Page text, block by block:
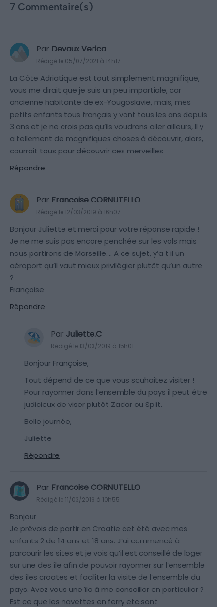
7 Commentaire(s)
Par Devaux Verica
Rédigé le 05/07/2021 à 14h17
La Côte Adriatique est tout simplement magnifique,
vous me dirait que je suis un peu impartiale, car
ancienne habitante de ex-Yougoslavie, mais, mes
petits enfants tous français y vont tous les ans depuis
3 ans et je ne crois pas qu’ils voudrons aller ailleurs, Il y
a tellement de magnifiques choses à découvrir, alors,
courrait tous pour découvrir ces merveilles
Répondre
Par Francoise CORNUTELLO
Rédigé le 12/03/2019 à 16h07
Bonjour Juliette et merci pour votre réponse rapide !
Je ne me suis pas encore penchée sur les vols mais
nous partirons de Marseille…. A ce sujet, y’a t il un
aéroport qu’il vaut mieux privilégier plutôt qu’un autre
?
Françoise
Répondre
Par Juliette.C
Rédigé le 13/03/2019 à 15h01
Bonjour Françoise,
Tout dépend de ce que vous souhaitez visiter !
Pour rayonner dans l’ensemble du pays il peut être
judicieux de viser plutôt Zadar ou Split.
Belle journée,
Juliette
Répondre
Par Francoise CORNUTELLO
Rédigé le 11/03/2019 à 10h55
Bonjour
Je prévois de partir en Croatie cet été avec mes
enfants 2 de 14 ans et 18 ans. J’ai commencé à
parcourir les sites et je vois qu’il est conseillé de loger
sur une des île afin de pouvoir rayonner sur l’ensemble
des îles croates et faciliter la visite de l’ensemble du
pays. Avez vous une île à me conseiller en particulier ?
Est ce que les navettes en ferry etc sont